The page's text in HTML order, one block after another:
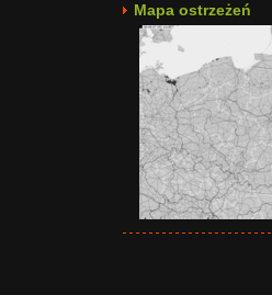
Mapa ostrzeżeń